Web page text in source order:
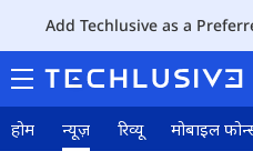
Add Techlusive as a
होम न्यूज़ रिव्यू मोबाइल